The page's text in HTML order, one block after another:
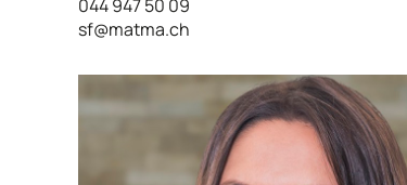
044 947 50 09
sf@matma.ch